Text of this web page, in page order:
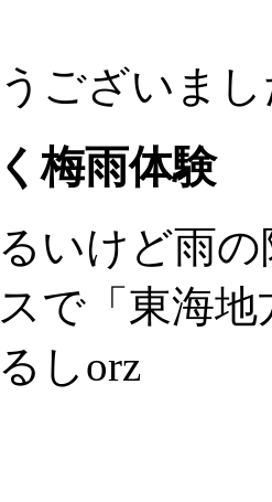
ございまし
梅雨体験
いけど雨
で「東海
しorz